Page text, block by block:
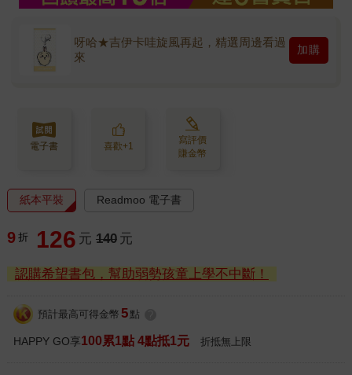
呀哈★吉伊卡哇旋風再起，精選周邊看過
來
加購
電子書 喜歡+1
寫評價
賺金幣
紙本平裝 Readmoo 電子書
9 折 126 元 140 元
認購希望書包，幫助弱勢孩童上學不中斷！
預計最高可得金幣 5 點
HAPPY GO享100累1點 4點抵1元 折抵無上限